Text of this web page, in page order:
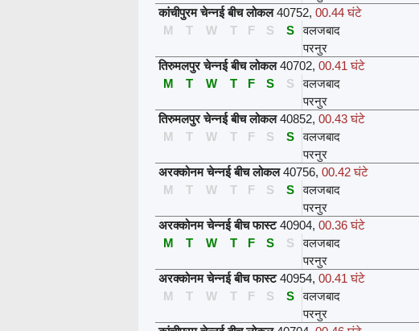
कांचीपुरम चेन्नई बीच लोकल 40752,00.44 घंटे
M
T W T F S S वलजबाद
परनुर
तिरुमलपुर चेन्नई बीच लोकल 40702,00.41 घंटे
M
T W T F S S वलजबाद
परनुर
तिरुमलपुर चेन्नई बीच लोकल 40852,00.43 घंटे
M
T W T F S S वलजबाद
परनुर
अरक्कोनम चेन्नई बीच लोकल 40756,00.42 घंटे
M
T W T F S S वलजबाद
परनुर
अरक्कोनम चेन्नई बीच फास्ट 40904,00.36 घंटे
M
T W T F S S वलजबाद
परनुर
अरक्कोनम चेन्नई बीच फास्ट 40954,00.41 घंटे
M
T W T F S S वलजबाद
परनुर